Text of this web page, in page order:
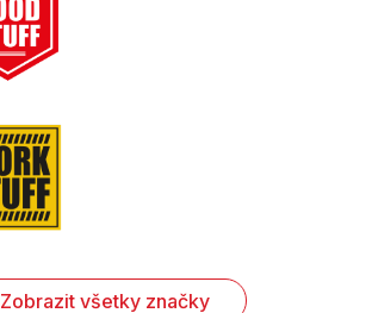
Zobrazit všetky značky